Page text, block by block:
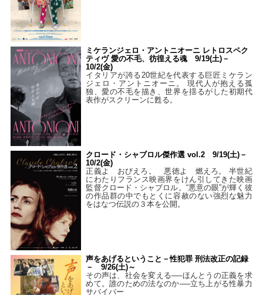
ミケランジェロ・アントニオーニ レトロスペク
ティヴ 愛の不毛、彷徨える魂 9/19(土)－
10/2(金)
イタリアが誇る20世紀を代表する巨匠ミケラン
ジェロ・アントニオーニ。 現代人が抱える孤
独、愛の不毛を描き、世界を揺るがした初期代
表作がスクリーンに甦る。
クロード・シャブロル傑作選 vol.2 9/19(土)－
10/2(金)
正義よ おびえろ。 悪徳よ 燃えろ。 半世紀
にわたりフランス映画界をけん引してきた映画
監督クロード・シャブロル。“悪意の眼”が輝く彼
の作品群の中でもとくに容赦のない強烈な魅力
をはなつ伝説の３本を公開。
声をあげるということ－性犯罪 刑法改正の記録
－ 9/26(土)～
その声は、社会を変える──ほんとうの正義を求
めて。誰のための法なのか──立ち上がる性暴力
サバイバー